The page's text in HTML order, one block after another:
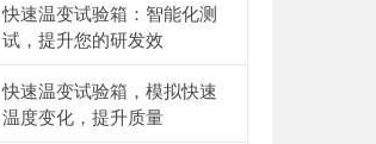
快速温变试验箱：智能化测
试，提升您的研发效
快速温变试验箱，模拟快速
温度变化，提升质量